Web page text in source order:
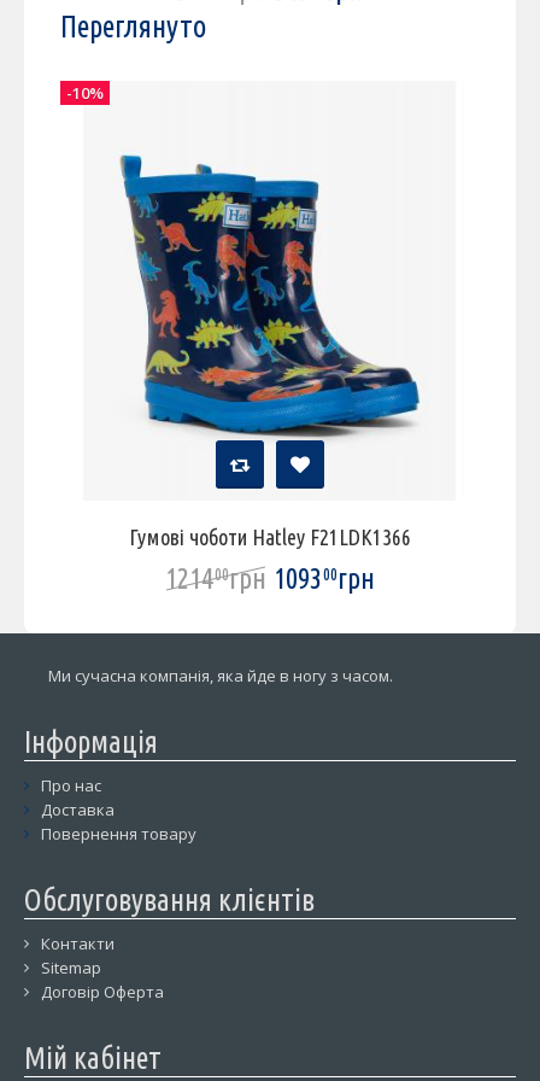
Переглянуто
Гумові чоботи Hatley F21LDK1366
121400грн 109300грн
-10%
Ми сучасна компанія, яка йде в ногу з часом.
Інформація
Про нас
Доставка
Повернення товару
Обслуговування клієнтів
Контакти
Sitemap
Договір Оферта
Мій кабінет